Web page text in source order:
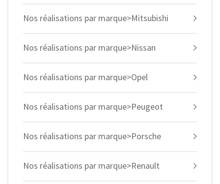
Nos réalisations par marque>Mitsubishi
Nos réalisations par marque>Nissan
Nos réalisations par marque>Opel
Nos réalisations par marque>Peugeot
Nos réalisations par marque>Porsche
Nos réalisations par marque>Renault